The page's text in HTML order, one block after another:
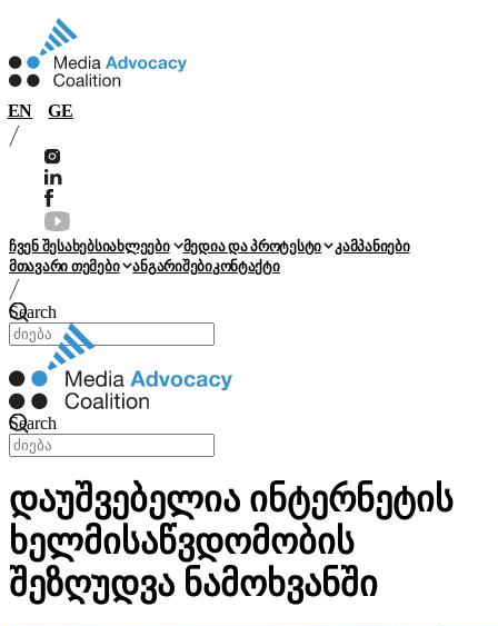
EN GE
ჩვენ შესახებსიახლეები მედია და პროტესტი
კამპანიები
მთავარი თემები
ანგარიშებიკონტაქტი
Search
Search
დაუშვებელია ინტერნეტის
ხელმისაწვდომობის
შეზღუდვა ნამოხვანში